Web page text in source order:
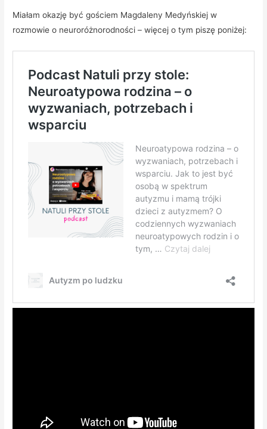
Miałam okazję być gościem Magdaleny Medyńskiej w
rozmowie o neuroróżnorodności – więcej o tym piszę poniżej: